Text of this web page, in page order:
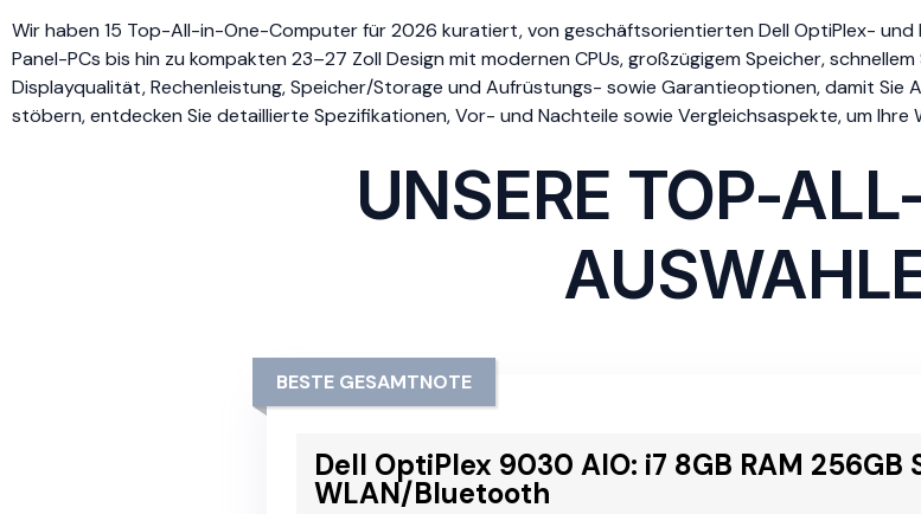
Wir haben 15 Top-All-in-One-Computer für 2026 kuratiert, von geschäftsorientierten Dell OptiPlex- und
Panel-PCs bis hin zu kompakten 23–27 Zoll Design mit modernen CPUs, großzügigem Speicher,
Displayqualität, Rechenleistung, Speicher/Storage und Aufrüstungs- sowie Garantieoptionen, damit Sie
stöbern, entdecken Sie detaillierte Spezifikationen, Vor- und Nachteile sowie Vergleichsaspekte, um Ihre
UNSERE TOP-
Dell OptiPlex 9030 AIO: i7 8GB RAM 256GB
WLAN/Bluetooth
BESTE GESAMTNOTE